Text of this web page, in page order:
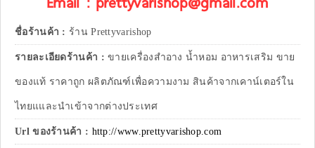
ชื่อร้านค้า : ร้าน Prettyvarishop
รายละเอียดร้านค้า :ขายเครื่องสำอาง น้ำหอม อาหารเสริม ขาย
ของแท้ ราคาถูก ผลิตภัณฑ์เพื่อความงาม สินค้าจากเคาน์เตอร์ใน
ไทยแและนำเข้าจากต่างประเทศ
Url ของร้านค้า : http://www.prettyvarishop.com